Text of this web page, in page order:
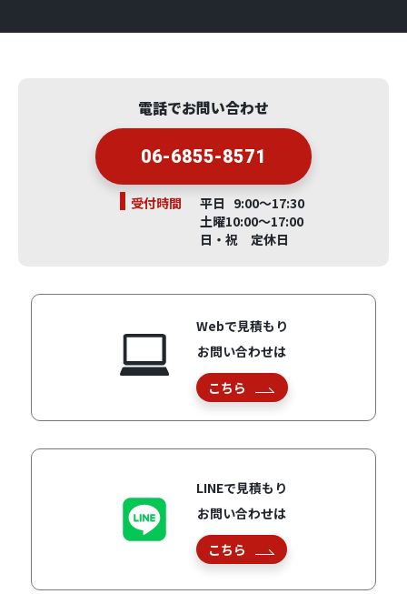
電話でお問い合わせ
06-6855-8571
受付時間
平日 9:00～17:30
土曜10:00～17:00
日・祝 定休日
Webで見積もり
お問い合わせは
こちら
LINEで見積もり
お問い合わせは
こちら